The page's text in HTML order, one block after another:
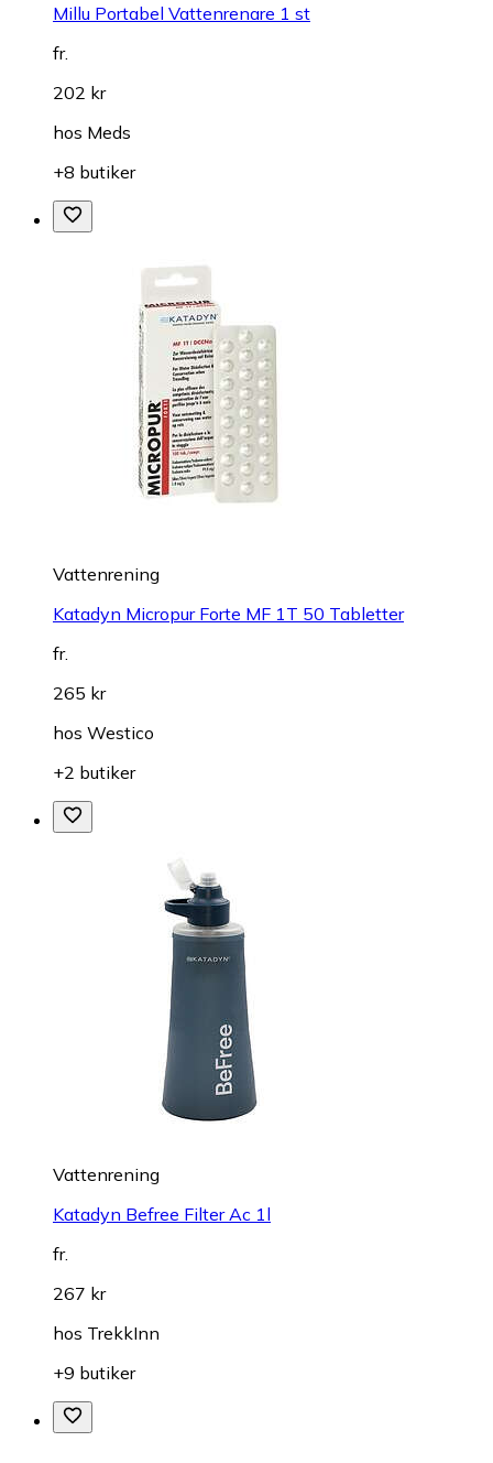
Millu Portabel Vattenrenare 1 st
fr.
202 kr
hos Meds
+8 butiker
Vattenrening
Katadyn Micropur Forte MF 1T 50 Tabletter
fr.
265 kr
hos Westico
+2 butiker
Vattenrening
Katadyn Befree Filter Ac 1l
fr.
267 kr
hos TrekkInn
+9 butiker